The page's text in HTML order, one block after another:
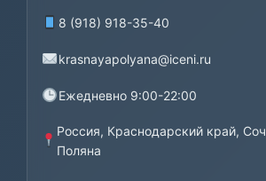
8 (918) 918-35-40
krasnayapolyana@iceni.ru
Ежедневно 9:00-22:00
Россия, Краснодарский край,
Поляна